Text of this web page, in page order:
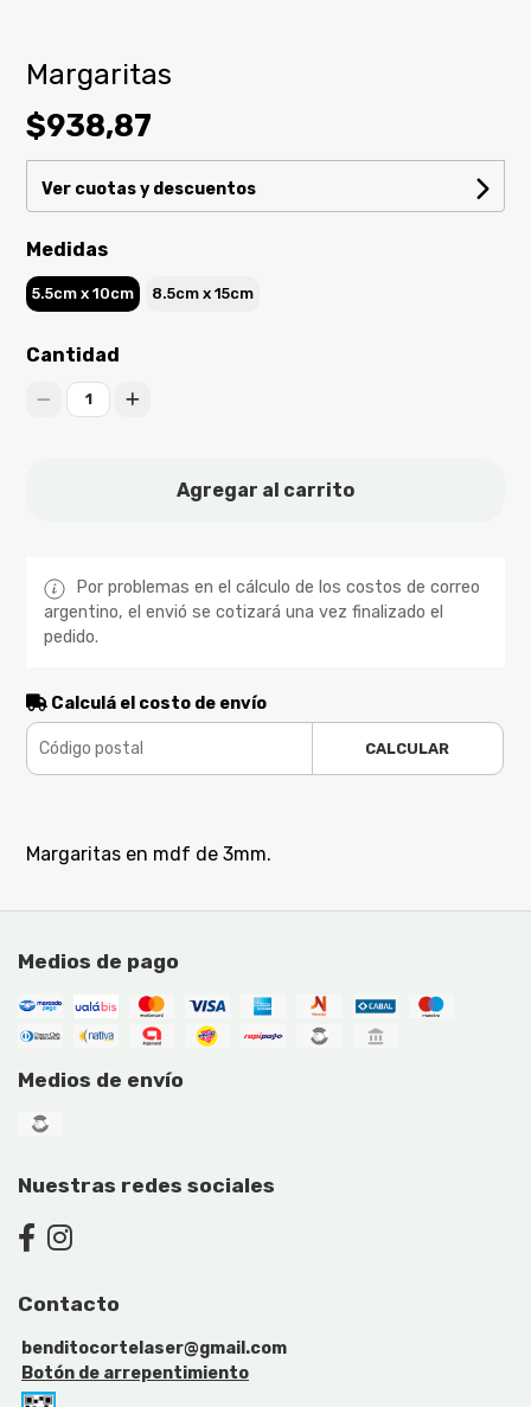
Margaritas
$938,87
Ver cuotas y descuentos
Medidas
5.5cm x 10cm 8.5cm x 15cm
Cantidad
1
Agregar al carrito
Por problemas en el cálculo de los costos de correo
argentino, el envió se cotizará una vez finalizado el
pedido.
Calculá el costo de envío
CALCULAR
Margaritas en mdf de 3mm.
Medios de pago
Medios de envío
Nuestras redes sociales
Contacto
benditocortelaser@gmail.com
Botón de arrepentimiento